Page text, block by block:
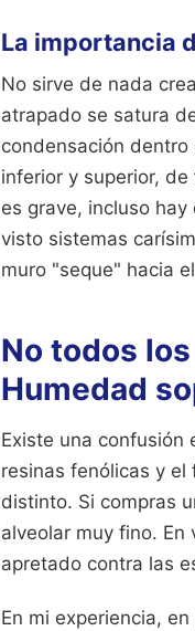
La importancia
No sirve de nada
atrapado se satura
condensación
inferior y superior,
es grave, incluso
visto sistemas
muro "seque" hacia
No todos
Humedad
Existe una confusión
resinas fenólicas y
distinto. Si compras
alveolar muy fino.
apretado contra las
En mi experiencia,